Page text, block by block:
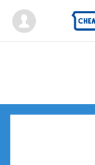
Mypage